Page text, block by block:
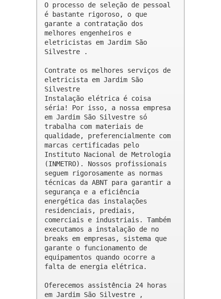
O processo de seleção de pessoal
é bastante rigoroso, o que
garante a contratação dos
melhores engenheiros e
eletricistas em Jardim São
Silvestre .
Contrate os melhores serviços de
eletricista em Jardim São
Silvestre
Instalação elétrica é coisa
séria! Por isso, a nossa empresa
em Jardim São Silvestre só
trabalha com materiais de
qualidade, preferencialmente com
marcas certificadas pelo
Instituto Nacional de Metrologia
(INMETRO). Nossos profissionais
seguem rigorosamente as normas
técnicas da ABNT para garantir a
segurança e a eficiência
energética das instalações
residenciais, prediais,
comerciais e industriais. Também
executamos a instalação de no
breaks em empresas, sistema que
garante o funcionamento de
equipamentos quando ocorre a
falta de energia elétrica.
Oferecemos assistência 24 horas
em Jardim São Silvestre ,